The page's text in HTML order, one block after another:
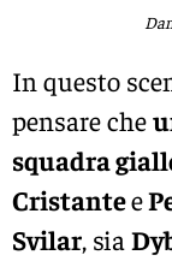
In questo
pensare che
squadra
Cristantee
Svilar, sia